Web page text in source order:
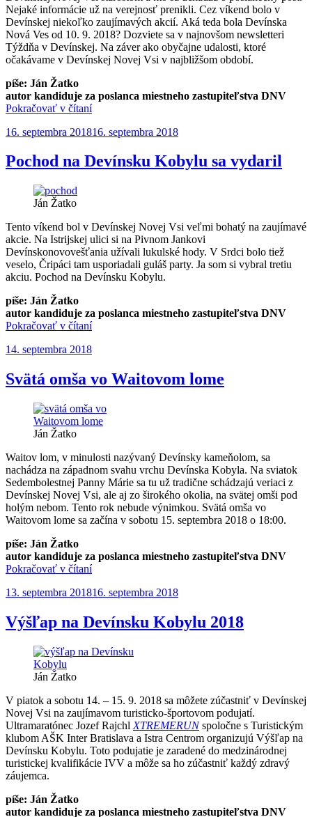
Nejaké informácie už na verejnosť prenikli. Cez víkend bolo v
Devínskej niekoľko zaujímavých akcií. Aká teda bola Devínska
Nová Ves od 10. 9. 2018? Dozviete sa v najnovšom newsletteri
Týždňa v Devínskej. Na záver ako obyčajne udalosti, ktoré
očakávame v Devínskej Novej Vsi v najbližšom období.
píše: Ján Žatko
autor kandiduje za poslanca miestneho zastupiteľstva DNV
Pokračovať v čítaní„Devínska
Ves
10.
9.
9.
2018“
Publikované
16. septembra 201816. septembra 2018
Pochod na Devínsku Kobylu sa vydaril
Ján Žatko
Tento víkend bol v Devínskej Novej Vsi veľmi bohatý na zaujímavé
akcie. Na Istrijskej ulici si na Pivnom Jankovi
Devínskonovovešťania užívali lukulské hody. V Srdci bolo tiež
veselo, Čripáci tam usporiadali guláš party. Ja som si vybral tretiu
akciu. Pochod na Devínsku Kobylu.
píše: Ján Žatko
autor kandiduje za poslanca miestneho zastupiteľstva DNV
Pokračovať v čítaní„Pochod
Devínsku
sa
vydaril“
Publikované
14. septembra 2018
Svätá omša vo Waitovom lome
Ján Žatko
Waitov lom, v minulosti nazývaný Devínsky kameňolom, sa
nachádza na západnom svahu vrchu Devínska Kobyla. Na sviatok
Sedembolestnej Panny Márie sa tu už tradične schádzajú veriaci z
Devínskej Novej Vsi, ale aj zo širokého okolia, na svätej omši pod
holým nebom. Tento rok nebude výnimkou. Svätá omša vo
Waitovom lome sa začína v sobotu 15. septembra 2018 o 18:00.
píše: Ján Žatko
autor kandiduje za poslanca miestneho zastupiteľstva DNV
Pokračovať v čítaní„Svätá
vo
lome“
Publikované
13. septembra 201816. septembra 2018
Výšľap na Devínsku Kobylu 2018
Ján Žatko
V piatok a sobotu 14. – 15. 9. 2018 sa môžete zúčastniť v Devínskej
Novej Vsi na zaujímavom turisticko-športovom podujatí.
Ultramaratónec Jozef Rajchl XTREMERUN spoločne s Turistickým
klubom AŠK Inter Bratislava a Istra Centrom organizujú Výšľap na
Devínsku Kobylu. Toto podujatie je zaradené do medzinárodnej
turistickej kvalifikácie IVV a môže sa ho zúčastniť každý zdravý
záujemca.
píše: Ján Žatko
autor kandiduje za poslanca miestneho zastupiteľstva DNV